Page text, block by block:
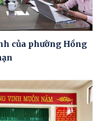
của phường Hồng